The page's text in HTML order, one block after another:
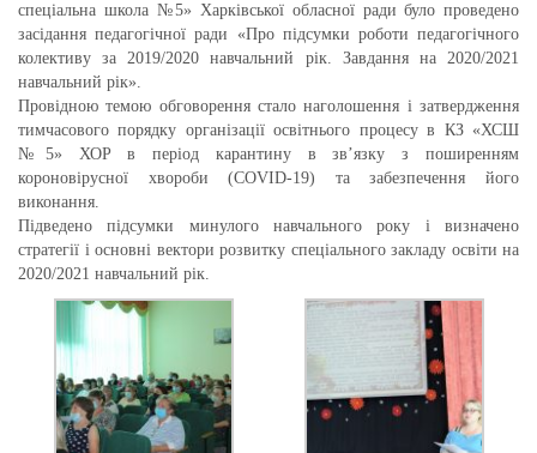
спеціальна школа №5» Харківської обласної ради було проведено
засідання педагогічної ради «Про підсумки роботи педагогічного
колективу за 2019/2020 навчальний рік. Завдання на 2020/2021
навчальний рік».
Провідною темою обговорення стало наголошення і затвердження
тимчасового порядку організації освітнього процесу в КЗ «ХСШ
№5» ХОР в період карантину в зв’язку з поширенням
короновірусної хвороби (COVID-19) та забезпечення його
виконання.
Підведено підсумки минулого навчального року і визначено
стратегії і основні вектори розвитку спеціального закладу освіти на
2020/2021 навчальний рік.